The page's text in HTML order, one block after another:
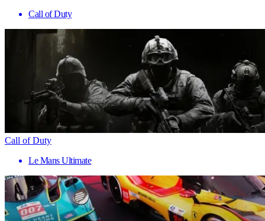
Call of Duty
Call of Duty
Le Mans Ultimate